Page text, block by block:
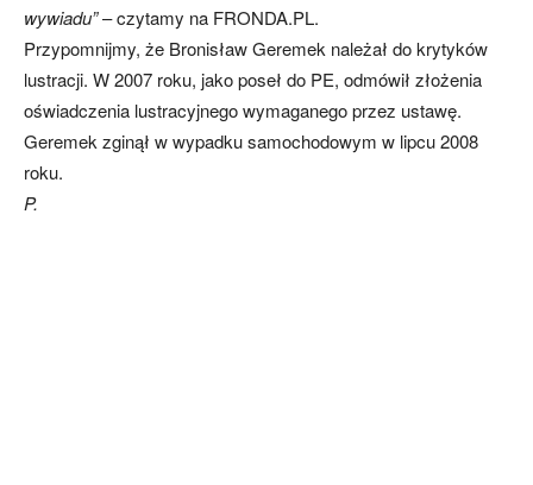
wywiadu”– czytamy na FRONDA.PL.
Przypomnijmy, że Bronisław Geremek należał do krytyków
lustracji. W 2007 roku, jako poseł do PE, odmówił złożenia
oświadczenia lustracyjnego wymaganego przez ustawę.
Geremek zginął w wypadku samochodowym w lipcu 2008
roku.
P.